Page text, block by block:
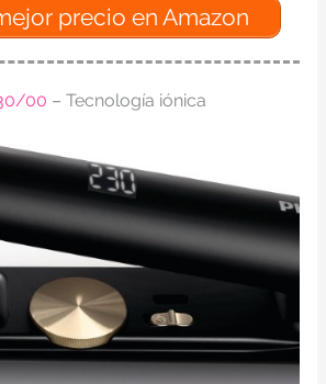
precio en Amazon
00 – Tecnología iónica